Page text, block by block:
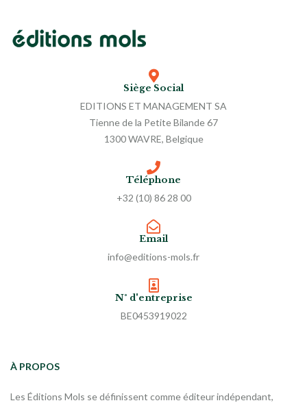
Siège Social
EDITIONS ET MANAGEMENT SA
Tienne de la Petite Bilande 67
1300 WAVRE, Belgique
Téléphone
+32 (10) 86 28 00
Email
info@editions-mols.fr
N° d'entreprise
BE0453919022
À PROPOS
Les Éditions Mols se définissent comme éditeur indépendant,